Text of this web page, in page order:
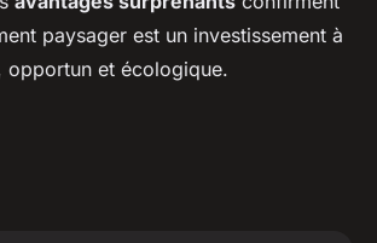
paysager est un investissement à
opportun et écologique.